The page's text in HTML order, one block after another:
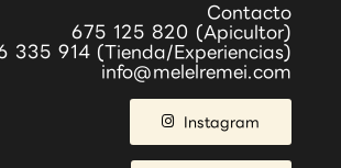
Contacto
675 125 820 (Apicultor)
335 914 (Tienda/Experiencias)
info@melelremei.com
Instagram